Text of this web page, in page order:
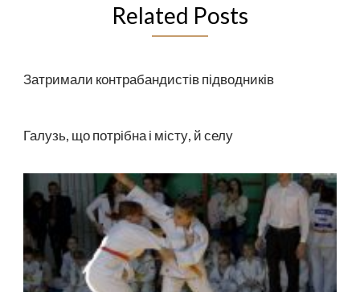
Related Posts
Затримали контрабандистів підводників
Галузь, що потрібна і місту, й селу